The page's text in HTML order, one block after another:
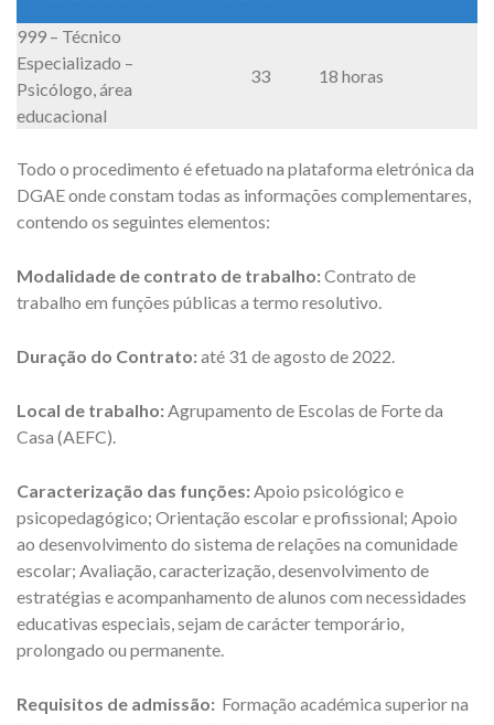
999 – Técnico
Especializado –
Psicólogo, área
educacional
33 18 horas
Todo o procedimento é efetuado na plataforma eletrónica da
DGAE onde constam todas as informações complementares,
contendo os seguintes elementos:
Modalidade de contrato de trabalho:Contrato de
trabalho em funções públicas a termo resolutivo.
Duração do Contrato:até 31 de agosto de 2022.
Local de trabalho:Agrupamento de Escolas de Forte da
Casa (AEFC).
Caracterização das funções:Apoio psicológico e
psicopedagógico; Orientação escolar e profissional; Apoio
ao desenvolvimento do sistema de relações na comunidade
escolar; Avaliação, caracterização, desenvolvimento de
estratégias e acompanhamento de alunos com necessidades
educativas especiais, sejam de carácter temporário,
prolongado ou permanente.
Requisitos de admissão: Formação académica superior na